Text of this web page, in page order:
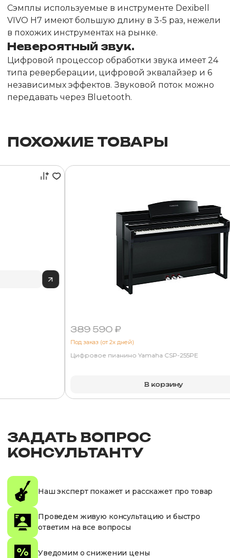
Сэмплы используемые в инструменте Dexibell
VIVO H7 имеют большую длину в 3-5 раз, нежели
в похожих инструментах на рынке.
Невероятный звук.
Цифровой процессор обработки звука имеет 24
типа реверберации, цифровой эквалайзер и 6
независимых эффектов. Звуковой поток можно
передавать через Bluetooth.
ПОХОЖИЕ ТОВАРЫ
389 590 ₽
Под заказ (от 2х дней)
Цифровое пианино Yamaha CSP-255PE
В корзину
ЗАДАТЬ ВОПРОС
КОНСУЛЬТАНТУ
Наш эксперт покажет и расскажет про товар
Проведем живую консультацию и быстро
ответим на все вопросы
Уведомим о снижении цены